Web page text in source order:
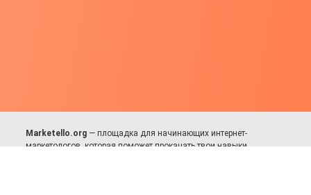
Marketello.org — площадка для начинающих интернет-
маркетологов, которая поможет прокачать твои навыки.